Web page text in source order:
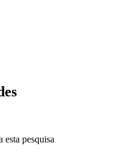
esta pesquisa